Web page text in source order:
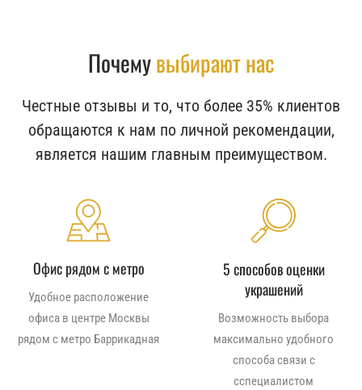
Почемувыбирают нас
Честные отзывы и то, что более 35% клиентов
обращаются к нам по личной рекомендации,
является нашим главным преимуществом.
Офис рядом с метро
Удобное расположение
офиса в центре Москвы
рядом с метро Баррикадная
5 способов оценки
украшений
Возможность выбора
максимально удобного
способа связи с
сспециалистом